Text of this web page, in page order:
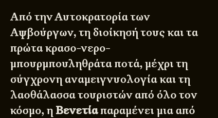
Από την Αυτοκρατορία των
Αψβούργων, τη διοίκησή τους και τα
πρώτα κρασο-νερο-
μπουρμπουληθράτα ποτά, μέχρι τη
σύγχρονη αναμειγνυολογία και τη
λαοθάλασσα τουριστών από όλο τον
κόσμο, η Βενετίαπαραμένει μια από